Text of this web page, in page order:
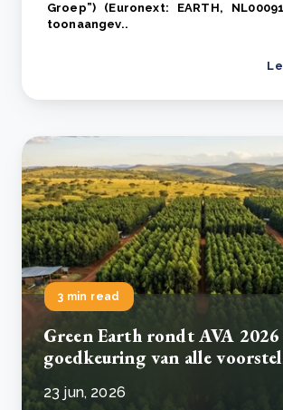
Groep”) (Euronext: EARTH,
toonaangev..
3 min read
Green Earth rondt AVA
goedkeuring van alle
23 jun, 2026